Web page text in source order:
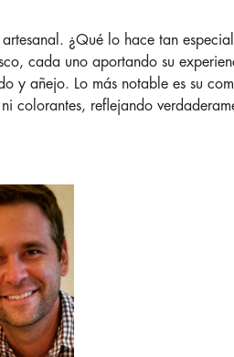
¿Qué lo hace tan
cada uno aportando su
y añejo. Lo más notable es su
colorantes, reflejando